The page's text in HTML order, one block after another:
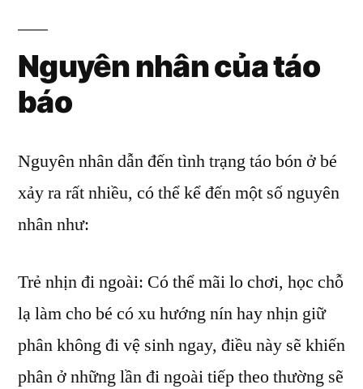
trẻ
Nguyên nhân của táo
báo
Nguyên nhân dẫn đến tình trạng táo bón ở bé
xảy ra rất nhiều, có thể kể đến một số nguyên
nhân như:
Trẻ nhịn đi ngoài: Có thể mãi lo chơi, học chỗ
lạ làm cho bé có xu hướng nín hay nhịn giữ
phân không đi vệ sinh ngay, điều này sẽ khiến
phân ở những lần đi ngoài tiếp theo thường sẽ